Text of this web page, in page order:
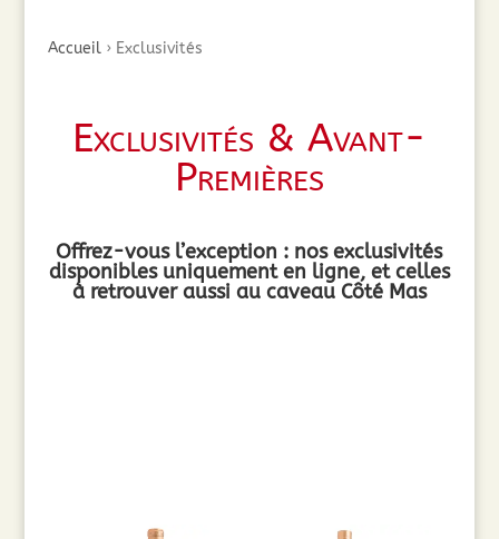
Accueil› Exclusivités
Exclusivités & Avant-
Premières
Offrez-vous l’exception : nos exclusivités
disponibles uniquement en ligne, et celles
à retrouver aussi au caveau Côté Mas